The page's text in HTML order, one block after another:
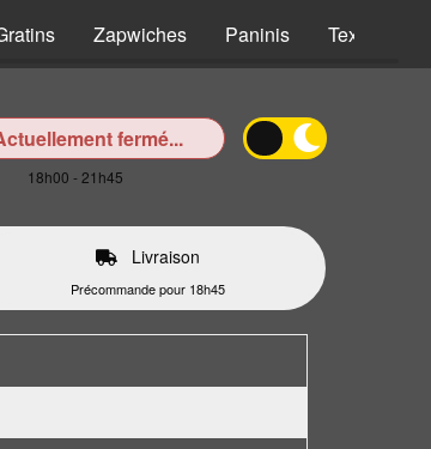
Zapwiches Paninis Tex Mex
fermé...
18h00 - 21h45
Livraison
Précommande pour 18h45